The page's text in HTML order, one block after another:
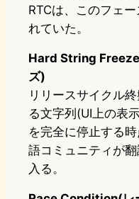
RTCは、このフェ
れていた。
Hard String
ズ)
リリースサイクル
る文字列(UI上の表
を完全に停止する
語コミュニティが
入る。